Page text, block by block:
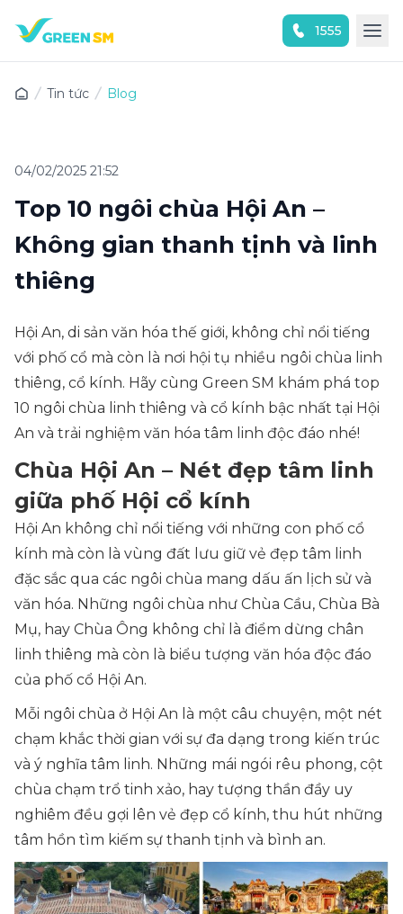
1555
Tin tức Blog
04/02/2025 21:52
Top 10 ngôi chùa Hội An –
Không gian thanh tịnh và linh
thiêng
Hội An, di sản văn hóa thế giới, không chỉ nổi tiếng
với phố cổ mà còn là nơi hội tụ nhiều ngôi chùa linh
thiêng, cổ kính. Hãy cùng Green SM khám phá top
10 ngôi chùa linh thiêng và cổ kính bậc nhất tại Hội
An và trải nghiệm văn hóa tâm linh độc đáo nhé!
Chùa Hội An – Nét đẹp tâm linh
giữa phố Hội cổ kính
Hội An không chỉ nổi tiếng với những con phố cổ
kính mà còn là vùng đất lưu giữ vẻ đẹp tâm linh
đặc sắc qua các ngôi chùa mang dấu ấn lịch sử và
văn hóa. Những ngôi chùa như Chùa Cầu, Chùa Bà
Mụ, hay Chùa Ông không chỉ là điểm dừng chân
linh thiêng mà còn là biểu tượng văn hóa độc đáo
của phố cổ Hội An.
Mỗi ngôi chùa ở Hội An là một câu chuyện, một nét
chạm khắc thời gian với sự đa dạng trong kiến trúc
và ý nghĩa tâm linh. Những mái ngói rêu phong, cột
chùa chạm trổ tinh xảo, hay tượng thần đầy uy
nghiêm đều gợi lên vẻ đẹp cổ kính, thu hút những
tâm hồn tìm kiếm sự thanh tịnh và bình an.